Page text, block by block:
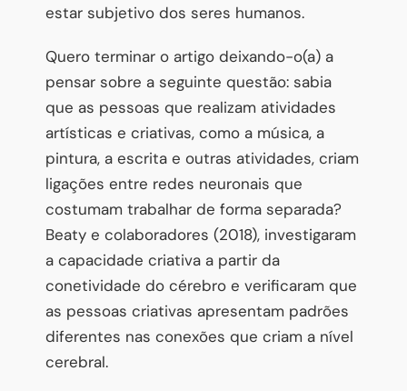
estar subjetivo dos seres humanos.
Quero terminar o artigo deixando-o(a) a
pensar sobre a seguinte questão: sabia
que as pessoas que realizam atividades
artísticas e criativas, como a música, a
pintura, a escrita e outras atividades, criam
ligações entre redes neuronais que
costumam trabalhar de forma separada?
Beaty e colaboradores (2018), investigaram
a capacidade criativa a partir da
conetividade do cérebro e verificaram que
as pessoas criativas apresentam padrões
diferentes nas conexões que criam a nível
cerebral.